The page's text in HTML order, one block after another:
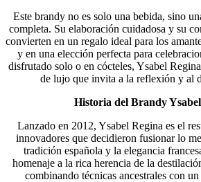
Este brandy no es solo una bebida, sino
completa. Su elaboración cuidadosa y su
convierten en un regalo ideal para los
y en una elección perfecta para
disfrutado solo o en cócteles, Ysabel
de lujo que invita a la reflexión y al
Historia del Brandy
Lanzado en 2012, Ysabel Regina es el
innovadores que decidieron fusionar lo
tradición española y la elegancia
homenaje a la rica herencia de la
combinando técnicas ancestrales con